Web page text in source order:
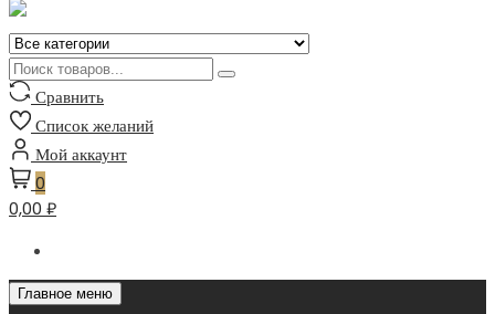
Сравнить
Список желаний
Мой аккаунт
0
0,00 ₽
Главное меню